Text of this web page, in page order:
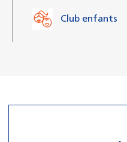
Club enfants